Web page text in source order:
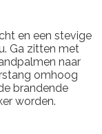
en een stevige
Ga zitten met
naar
omhoog
brandende
worden.